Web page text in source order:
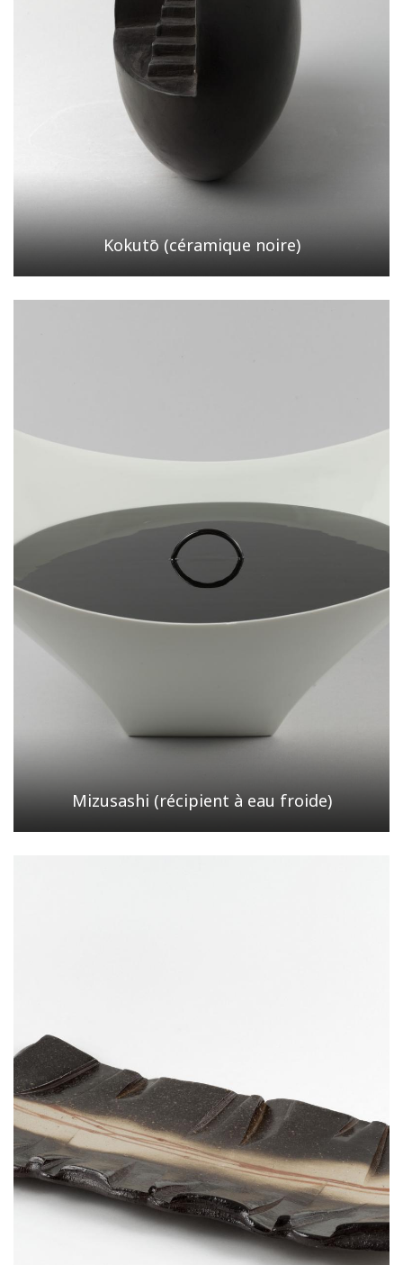
Kokutō (céramique noire)
Mizusashi (récipient à eau froide)